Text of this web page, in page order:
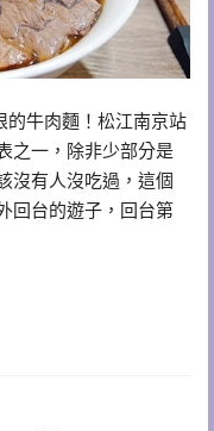
的牛肉麵！松江南京站
之一，除非少部分是
沒有人沒吃過，這個
回台的遊子，回台第